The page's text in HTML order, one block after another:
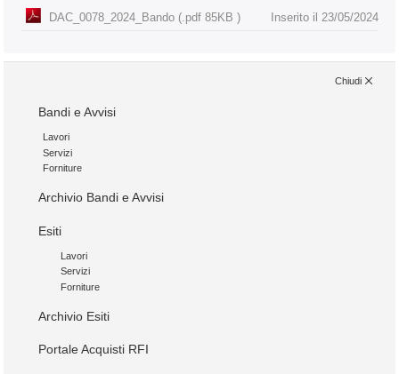
DAC_0078_2024_Bando (.pdf 85KB ) Inserito il 23/05/2024
Chiudi
Bandi e Avvisi
Lavori
Servizi
Forniture
Archivio Bandi e Avvisi
Esiti
Lavori
Servizi
Forniture
Archivio Esiti
Portale Acquisti RFI